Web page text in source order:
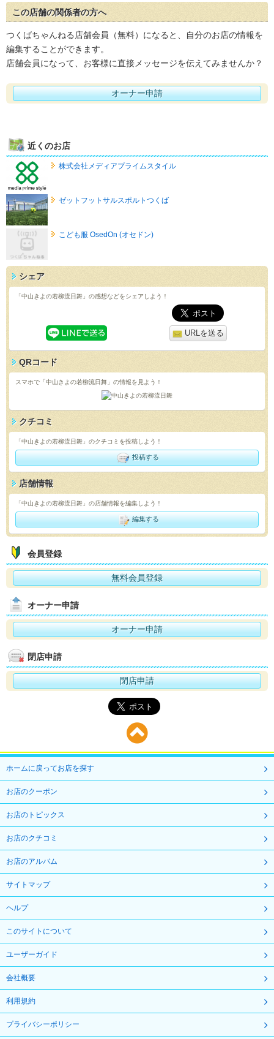
この店舗の関係者の方へ
つくばちゃんねる店舗会員（無料）になると、自分のお店の情報を
編集することができます。
店舗会員になって、お客様に直接メッセージを伝えてみませんか？
オーナー申請
近くのお店
株式会社メディアプライムスタイル
ゼットフットサルスポルトつくば
こども服 OsedOn (オセドン)
シェア
「中山きよの若柳流日舞」の感想などをシェアしよう！
URLを送る
QRコード
スマホで「中山きよの若柳流日舞」の情報を見よう！
クチコミ
「中山きよの若柳流日舞」のクチコミを投稿しよう！
投稿する
店舗情報
「中山きよの若柳流日舞」の店舗情報を編集しよう！
編集する
会員登録
無料会員登録
オーナー申請
オーナー申請
閉店申請
閉店申請
ホームに戻ってお店を探す
お店のクーポン
お店のトピックス
お店のクチコミ
お店のアルバム
サイトマップ
ヘルプ
このサイトについて
ユーザーガイド
会社概要
利用規約
プライバシーポリシー